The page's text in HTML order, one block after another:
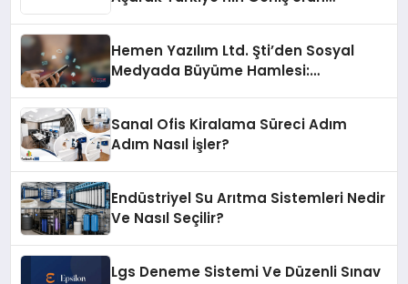
Hemen Yazılım Ltd. Şti’den Sosyal
Medyada Büyüme Hamlesi:
Sanal Ofis Kiralama Süreci Adım
Adım Nasıl İşler?
Endüstriyel Su Arıtma Sistemleri Nedir
Ve Nasıl Seçilir?
Lgs Deneme Sistemi Ve Düzenli Sınav